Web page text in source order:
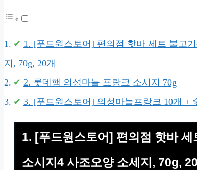
1. [푸드원스토어] 편의점 핫바 세트 불고
지, 70g, 20개
2. 롯데햄 의성마늘 프랑크 소시지 70g
3. [푸드원스토어] 의성마늘프랑크 10개 +
1. [푸드원스토어] 편의점 핫바
소시지4 사조오양 소세지, 70g,